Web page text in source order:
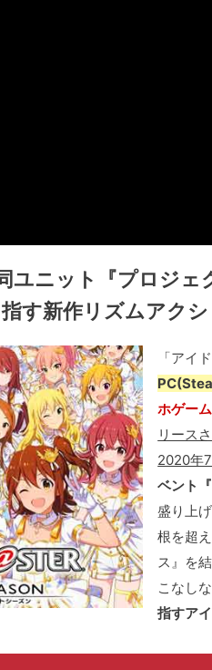
ユニット『プロジェ
す新作リズムアクシ
「アイ
ホゲー
リース
2020年
ベント
盛り上
根を超
ス』を
こなし
指すア